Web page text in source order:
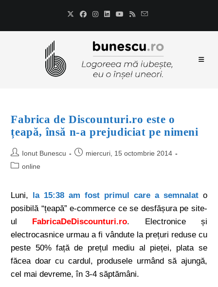
Fabrica de Discounturi.ro este o
țeapă, însă n-a prejudiciat pe nimeni
Ionut Bunescu
miercuri, 15 octombrie 2014
online
Luni, la 15:38 am fost primul care a semnalato
posibilă “țeapă” e-commerce ce se desfășura pe site-
ul FabricaDeDiscounturi.ro. Electronice și
electrocasnice urmau a fi vândute la prețuri reduse cu
peste 50% față de prețul mediu al pieței, plata se
făcea doar cu cardul, produsele urmând să ajungă,
cel mai devreme, în 3-4 săptămâni.